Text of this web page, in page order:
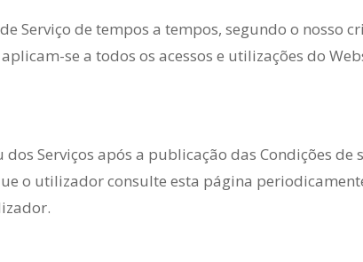
Serviço de tempos a tempos, segundo o nosso
se a todos os acessos e utilizações do
Serviços após a publicação das Condições
o utilizador consulte esta página